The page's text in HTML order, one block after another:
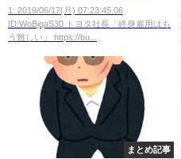
40→70億円に増やすやでｗｗ」
1: 2019/06/17(月) 07:23:45.06
ID:WoBjqaS30 トヨタ社長「終身雇用はも
う難しい」 https://bu...
まとめ記事